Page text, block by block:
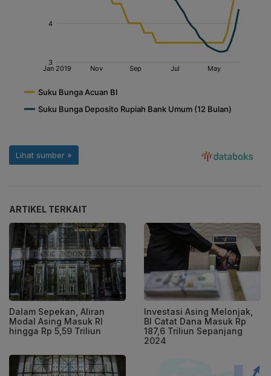
ARTIKEL TERKAIT
Dalam Sepekan, Aliran
Modal Asing Masuk RI
hingga Rp 5,59 Triliun
Investasi Asing Melonjak,
BI Catat Dana Masuk Rp
187,6 Triliun Sepanjang
2024